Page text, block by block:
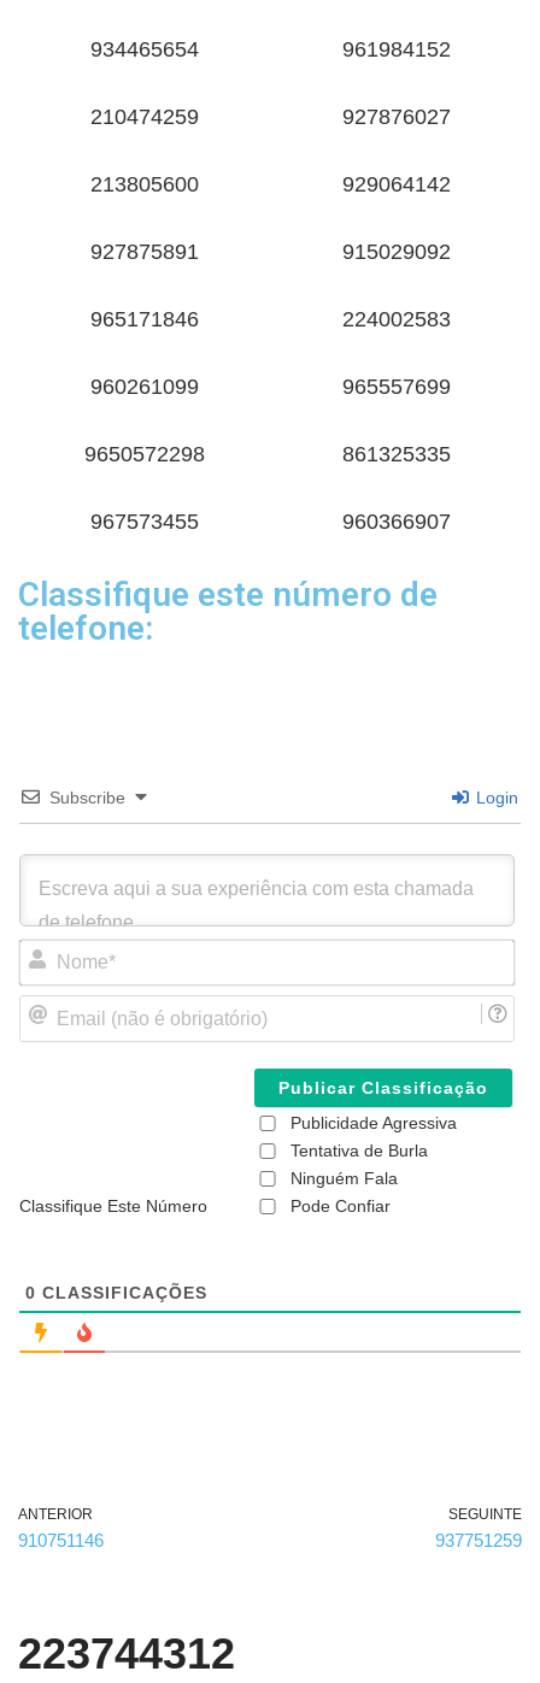
934465654 961984152
210474259 927876027
213805600 929064142
927875891 915029092
965171846 224002583
960261099 965557699
9650572298 861325335
967573455 960366907
Classifique este número de
telefone:
Subscribe Login
N
m
a
a
ó
Classifique Este Número
Publicidade Agressiva
Tentativa de Burla
Ninguém Fala
Pode Confiar
0 CLASSIFICAÇÕES
ANTERIOR
910751146
SEGUINTE
937751259
223744312